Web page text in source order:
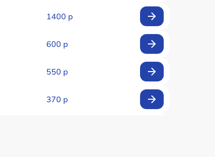
1400 р
600 р
550 р
370 р